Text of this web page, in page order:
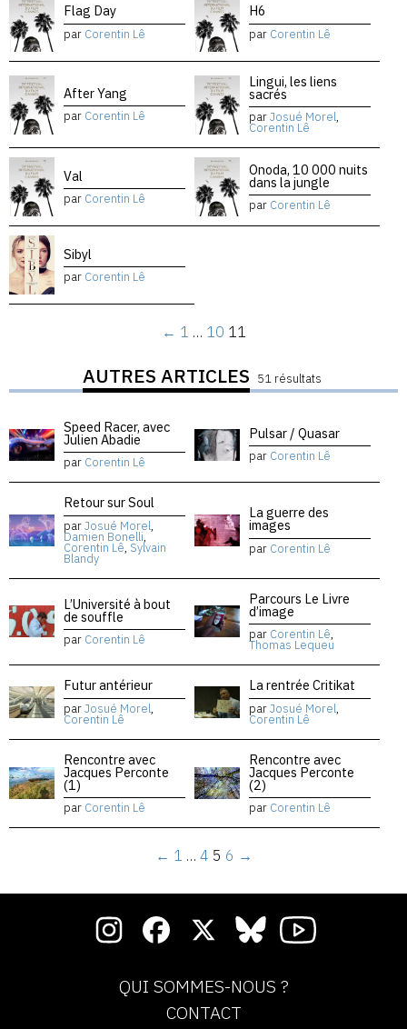
Flag Day
par Corentin Lê
H6
par Corentin Lê
After Yang
par Corentin Lê
Lingui, les liens
sacrés
parJosué Morel,
Corentin Lê
Val
par Corentin Lê
Onoda, 10 000 nuits
dans la jungle
par Corentin Lê
Sibyl
par Corentin Lê
← 1 … 10 11
AUTRES ARTICLES 51 résultats
Speed Racer, avec
Julien Abadie
par Corentin Lê
Pulsar / Quasar
par Corentin Lê
Retour sur Soul
parJosué Morel,
Damien Bonelli,
Corentin Lê, Sylvain
Blandy
La guerre des
images
par Corentin Lê
L’Université à bout
de souffle
par Corentin Lê
Parcours Le Livre
d’image
par Corentin Lê,
Thomas Lequeu
Futur antérieur
parJosué Morel,
Corentin Lê
La rentrée Critikat
parJosué Morel,
Corentin Lê
Rencontre avec
Jacques Perconte
(1)
par Corentin Lê
Rencontre avec
Jacques Perconte
(2)
par Corentin Lê
← 1 … 4 5 6 →
QUI SOMMES-NOUS ?
CONTACT